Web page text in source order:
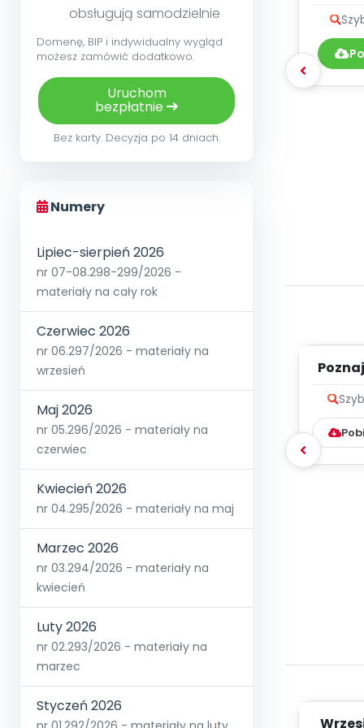
obsługują samodzielnie
Domenę, BIP i indywidualny wygląd
możesz zamówić dodatkowo.
Uruchom
bezpłatnie
Bez karty. Decyzja po 14 dniach.
Numery
Lipiec-sierpień 2026
nr 07-08.298-299/2026 -
materiały na cały rok
Czerwiec 2026
nr 06.297/2026 - materiały na
wrzesień
Maj 2026
nr 05.296/2026 - materiały na
czerwiec
Kwiecień 2026
nr 04.295/2026 - materiały na maj
Marzec 2026
nr 03.294/2026 - materiały na
kwiecień
Luty 2026
nr 02.293/2026 - materiały na
marzec
Styczeń 2026